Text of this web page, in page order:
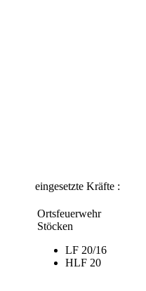
eingesetzte Kräfte :
Ortsfeuerwehr
Stöcken
LF 20/16
HLF 20